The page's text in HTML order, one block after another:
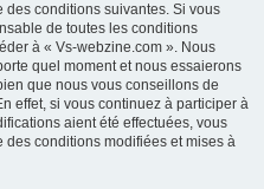
des conditions suivantes. Si vous
de toutes les conditions
à « Vs-webzine.com ». Nous
quel moment et nous essaierons
que nous vous conseillons de
effet, si vous continuez à participer à
aient été effectuées, vous
des conditions modifiées et mises à